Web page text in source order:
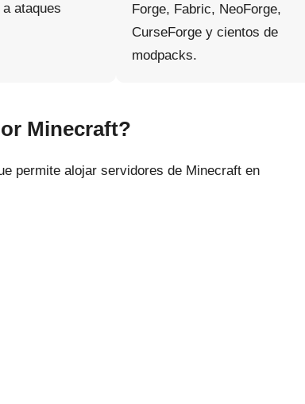
ataques
Forge, Fabric, NeoForge,
CurseForge y cientos de
modpacks.
Minecraft?
permite alojar servidores de Minecraft en